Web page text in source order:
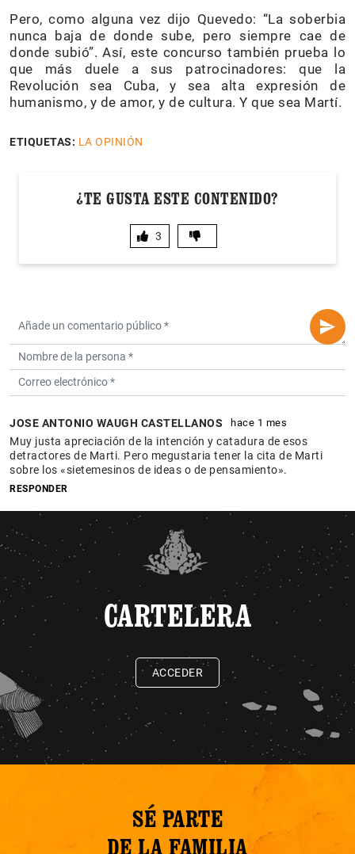
Pero, como alguna vez dijo Quevedo: “La soberbia
nunca baja de donde sube, pero siempre cae de
donde subió”. Así, este concurso también prueba lo
que más duele a sus patrocinadores: que la
Revolución sea Cuba, y sea alta expresión de
humanismo, y de amor, y de cultura. Y que sea Martí.
ETIQUETAS: LA OPINIÓN
¿TE GUSTA ESTE CONTENIDO?
3
JOSE ANTONIO WAUGH CASTELLANOS hace 1 mes
Muy justa apreciación de la intención y catadura de esos
detractores de Marti. Pero megustaria tener la cita de Marti
sobre los «sietemesinos de ideas o de pensamiento».
RESPONDER
CARTELERA
ACCEDER
SÉ PARTE
DE LA FAMILIA